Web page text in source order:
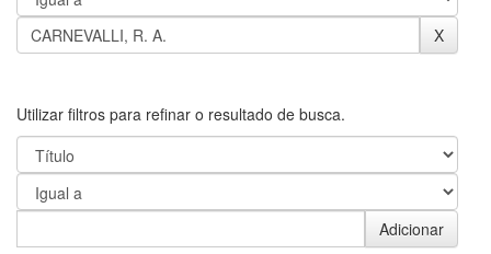
Utilizar filtros para refinar o resultado de busca.